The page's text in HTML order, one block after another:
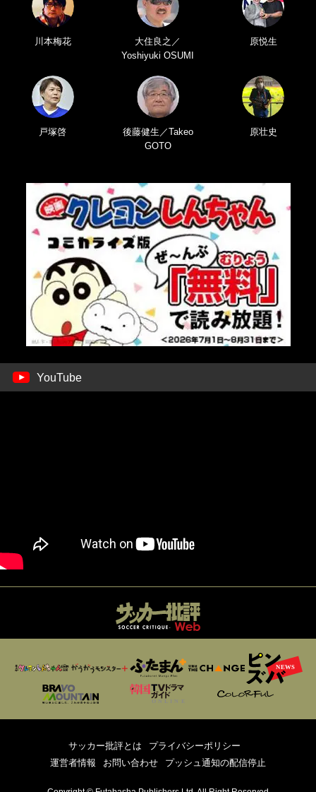
川本梅花
大住良之／
Yoshiyuki OSUMI
原悦生
戸塚啓
後藤健生／Takeo
GOTO
原壮史
YouTube
サッカー批評とは
プライバシーポリシー
運営者情報
お問い合わせ プッシュ通知の配信停止